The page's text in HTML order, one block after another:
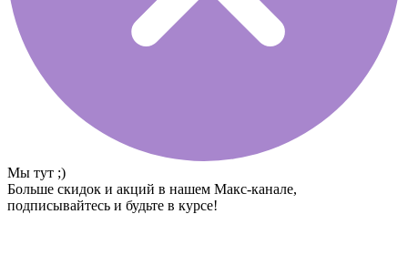
Мы тут ;)
Больше скидок и акций в нашем Макс-канале,
подписывайтесь и будьте в курсе!